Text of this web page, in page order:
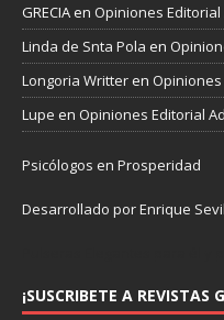
GRECIAen Opiniones
Linda de Snta Pola en
Longoria Writteren
Lupe en Opiniones Editorial
Psicólogos en Prosperidad
Desarrollado por Enrique
¡SUSCRIBETE A REVISTAS